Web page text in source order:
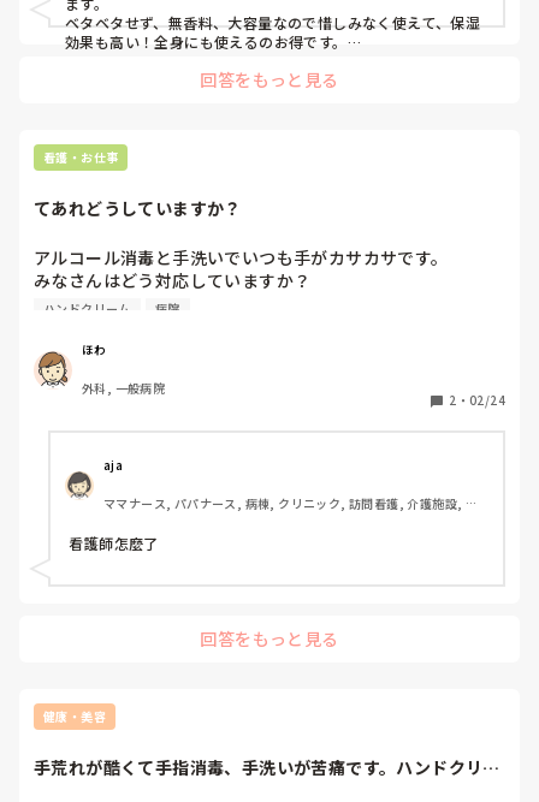
に一緒にデートしました。
サシで飲みにも行くし、泊まりにもきます。
ベタベタせず、無香料、大容量なので惜しみなく使えて、保湿
効果も高い！全身にも使えるのお得です。
回答をもっと見る
看護・お仕事
てあれどうしていますか？
アルコール消毒と手洗いでいつも手がカサカサです。
みなさんはどう対応していますか？
おすすめのハンドクリームや薬などあれば教えていただきた
ハンドクリーム 病院
ほわ
外科, 一般病院
2 ・ 02/24
aja
ママナース, パパナース, 病棟, クリニック, 訪問看護, 介護施設, 老
保育園・学校, 派遣, 小規模多機能, 看護多機能, 助産師
看護師怎麼了
回答をもっと見る
健康・美容
手荒れが酷くて手指消毒、手洗いが苦痛です。ハンドクリー